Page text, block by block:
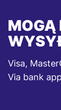
MOGĄ
Visa,
Via bank app